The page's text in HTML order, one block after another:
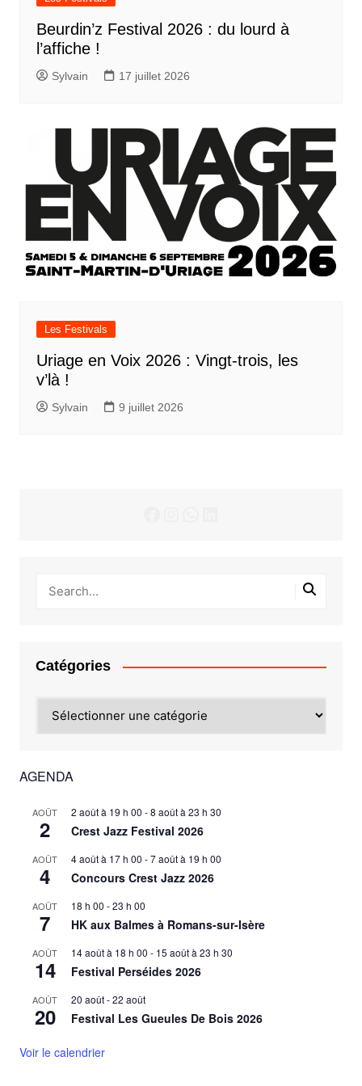
Beurdin’z Festival 2026 : du lourd à
l’affiche !
Sylvain 17 juillet 2026
Les Festivals
Uriage en Voix 2026 : Vingt-trois, les
v’là !
Sylvain 9 juillet 2026
Catégories
AGENDA
AOÛT
2
2 août à 19 h 00 -8 août à 23 h 30
Crest Jazz Festival 2026
AOÛT
4
4 août à 17 h 00 -7 août à 19 h 00
Concours Crest Jazz 2026
AOÛT
7
18 h 00 -23 h 00
HK aux Balmes à Romans-sur-Isère
AOÛT
14
14 août à 18 h 00 - 15 août à 23 h 30
Festival Perséides 2026
AOÛT
20
20 août-22 août
Festival Les Gueules De Bois 2026
Voir le calendrier